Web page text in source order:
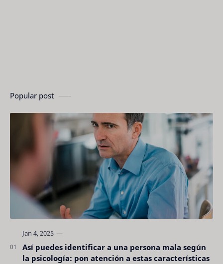
Popular post
Así puedes identificar a una persona mala según
la psicología: pon atención a estas características